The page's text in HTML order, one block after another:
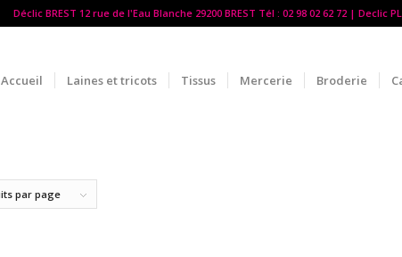
Déclic BREST 12 rue de l'Eau Blanche 29200 BREST Tél : 02 98 02 62 72 | Declic
Accueil Laines et tricots Tissus Mercerie Broderie
par page